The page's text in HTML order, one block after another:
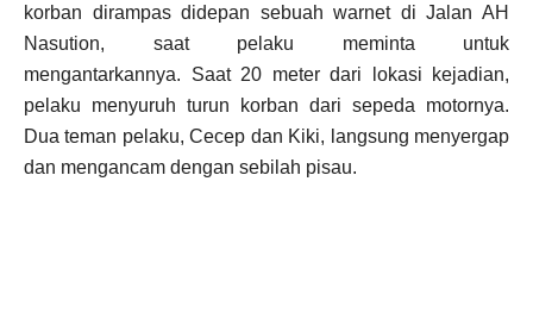
korban dirampas didepan sebuah warnet di Jalan AH
Nasution, saat pelaku meminta untuk
mengantarkannya. Saat 20 meter dari lokasi kejadian,
pelaku menyuruh turun korban dari sepeda motornya.
Dua teman pelaku, Cecep dan Kiki, langsung menyergap
dan mengancam dengan sebilah pisau.